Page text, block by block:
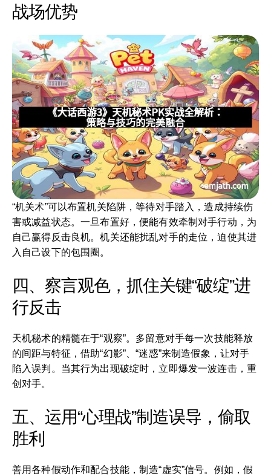
战场优势
“机关术”可以布置机关陷阱，等待对手踏入，造成持续伤
害或减益状态。一旦布置好，便能有效牵制对手行动，为
自己赢得反击良机。机关还能扰乱对手的走位，迫使其进
入自己设下的包围圈。
四、察言观色，抓住关键“破绽”进
行反击
天机秘术的精髓在于“观察”。多留意对手每一次技能释放
的间距与特征，借助“幻影”、“迷惑”来制造假象，让对手
陷入误判。当其行为出现破绽时，立即爆发一波连击，重
创对手。
五、运用“心理战”制造误导，偷取
胜利
善用各种假动作和配合技能，制造“虚实”信号。例如，假